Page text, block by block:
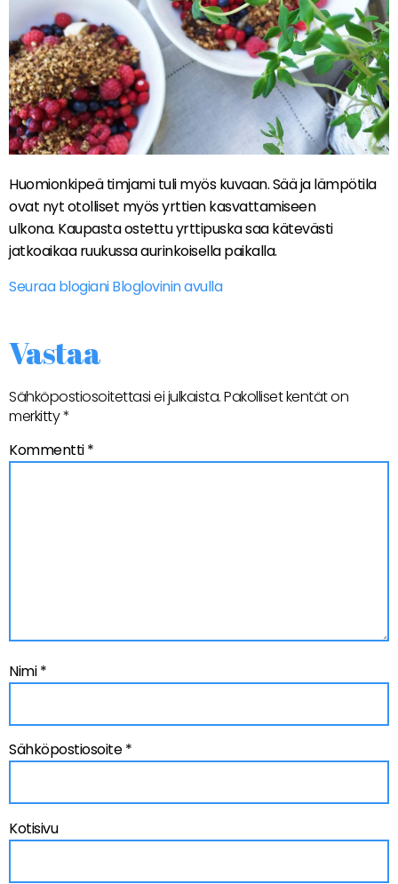
Huomionkipeä timjami tuli myös kuvaan. Sää ja lämpötila
ovat nyt otolliset myös yrttien kasvattamiseen
ulkona. Kaupasta ostettu yrttipuska saa kätevästi
jatkoaikaa ruukussa aurinkoisella paikalla.
Seuraa blogiani Bloglovinin avulla
Vastaa
Sähköpostiosoitettasi ei julkaista.Pakolliset kentät on
merkitty*
Kommentti*
Nimi*
Sähköpostiosoite*
Kotisivu